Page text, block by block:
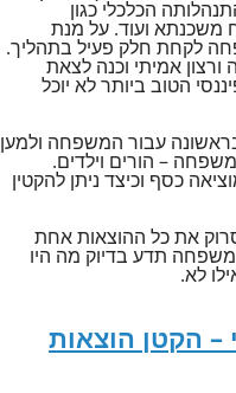
הכלכלי כגון
משכנתא ועוד. על מנת
לקחת חלק פעיל בתהליך.
אמיתי וכנה לצאת
הטוב ביותר לא יוכל
עבור המשפחה ולמען
– הורים וילדים.
כסף וכיצד ניתן להקטין
את כל ההוצאות אחת
תדע בדיוק מה היו
לא.
– הקטן הוצאות